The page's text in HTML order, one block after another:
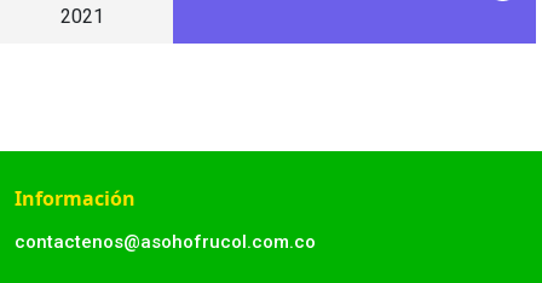
2021
Información
contactenos@asohofrucol.com.co